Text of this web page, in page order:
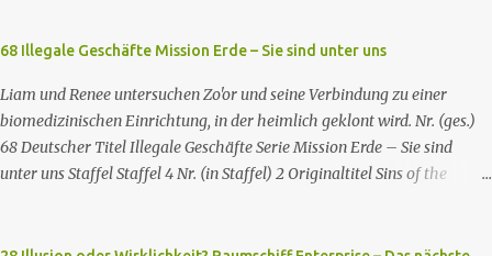
68 Illegale Geschäfte Mission Erde – Sie sind unter uns
Liam und Renee untersuchen Zo'or und seine Verbindung zu einer
biomedizinischen Einrichtung, in der heimlich geklont wird. Nr. (ges.)
68 Deutscher Titel Illegale Geschäfte Serie Mission Erde – Sie sind
unter uns Staffel Staffel 4 Nr. (in Staffel) 2 Original­titel Sins of the